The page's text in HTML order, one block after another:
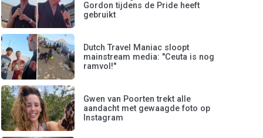
Gordon tijdens de Pride heeft
gebruikt
Dutch Travel Maniac sloopt
mainstream media: "Ceuta is nog
ramvol!"
Gwen van Poorten trekt alle
aandacht met gewaagde foto op
Instagram